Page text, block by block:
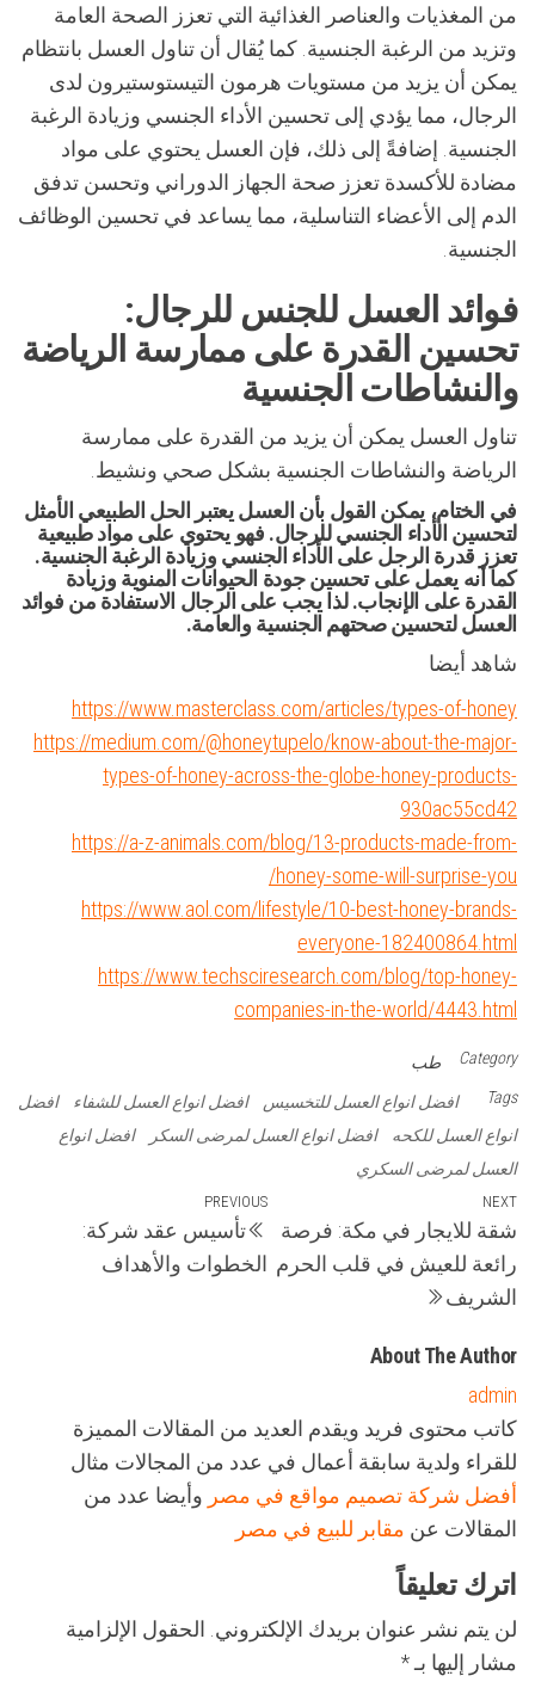
من المغذيات والعناصر الغذائية التي تعزز الصحة العامة
وتزيد من الرغبة الجنسية. كما يُقال أن تناول العسل بانتظام
يمكن أن يزيد من مستويات هرمون التيستوستيرون لدى
الرجال، مما يؤدي إلى تحسين الأداء الجنسي وزيادة الرغبة
الجنسية. إضافةً إلى ذلك، فإن العسل يحتوي على مواد
مضادة للأكسدة تعزز صحة الجهاز الدوراني وتحسن تدفق
الدم إلى الأعضاء التناسلية، مما يساعد في تحسين الوظائف
الجنسية.
فوائد العسل للجنس للرجال:
تحسين القدرة على ممارسة الرياضة
والنشاطات الجنسية
تناول العسل يمكن أن يزيد من القدرة على ممارسة
الرياضة والنشاطات الجنسية بشكل صحي ونشيط.
في الختام، يمكن القول بأن العسل يعتبر الحل الطبيعي الأمثل
لتحسين الأداء الجنسي للرجال. فهو يحتوي على مواد طبيعية
تعزز قدرة الرجل على الأداء الجنسي وزيادة الرغبة الجنسية.
كما أنه يعمل على تحسين جودة الحيوانات المنوية وزيادة
القدرة على الإنجاب. لذا يجب على الرجال الاستفادة من فوائد
العسل لتحسين صحتهم الجنسية والعامة.
شاهد أيضا
https://www.masterclass.com/articles/types-of-honey
https://medium.com/@honeytupelo/know-about-the-major-
types-of-honey-across-the-globe-honey-products-
930ac55cd42
https://a-z-animals.com/blog/13-products-made-from-
honey-some-will-surprise-you/
https://www.aol.com/lifestyle/10-best-honey-brands-
everyone-182400864.html
https://www.techsciresearch.com/blog/top-honey-
companies-in-the-world/4443.html
Category
طب
Tags
افضل انواع العسل للتخسيس افضل انواع العسل للشفاء
افضل
انواع العسل للكحه
افضل انواع العسل لمرضى السكر
افضل انواع
العسل لمرضى السكري
تصفّح
المقالات
Previous
Post
PREVIOUS
تأسيس عقد شركة:
الخطوات والأهداف
Next
Post
NEXT
شقة للايجار في مكة: فرصة
رائعة للعيش في قلب الحرم
الشريف
About The Author
admin
كاتب محتوى فريد ويقدم العديد من المقالات المميزة
للقراء ولدية سابقة أعمال في عدد من المجالات مثال
أفضل شركة تصميم مواقع في مصر وأيضا عدد من
المقالات عن مقابر للبيع في مصر
اترك تعليقاً
لن يتم نشر عنوان بريدك الإلكتروني. الحقول الإلزامية
مشار إليها بـ*